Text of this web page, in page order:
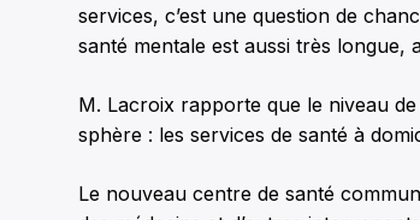
services, c’est une question de
santé mentale est aussi très longue,
M. Lacroix rapporte que le niveau
sphère : les services de santé à
Le nouveau centre de santé